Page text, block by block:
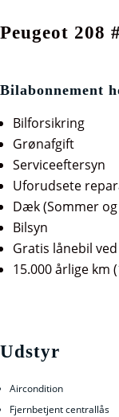
Peugeot 208
Bilabonnement
Bilforsikring
Grønafgift
Serviceeftersyn
Uforudsete
Dæk (Sommer
Bilsyn
Gratis lånebil
15.000 årlige km
Udstyr
Aircondition
Fjernbetjent centrallås